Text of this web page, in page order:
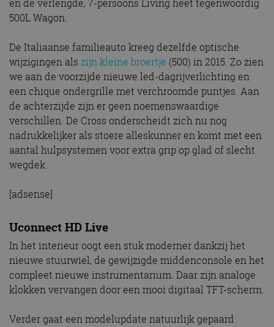
en de verlengde, 7-persoons Living heet tegenwoordig
500L Wagon.
De Italiaanse familieauto kreeg dezelfde optische
wijzigingen als zijn kleine broertje (500) in 2015. Zo zien
we aan de voorzijde nieuwe led-dagrijverlichting en
een chique ondergrille met verchroomde puntjes. Aan
de achterzijde zijn er geen noemenswaardige
verschillen. De Cross onderscheidt zich nu nog
nadrukkelijker als stoere alleskunner en komt met een
aantal hulpsystemen voor extra grip op glad of slecht
wegdek.
[adsense]
Uconnect HD Live
In het interieur oogt een stuk moderner dankzij het
nieuwe stuurwiel, de gewijzigde middenconsole en het
compleet nieuwe instrumentarium. Daar zijn analoge
klokken vervangen door een mooi digitaal TFT-scherm.
Verder gaat een modelupdate natuurlijk gepaard